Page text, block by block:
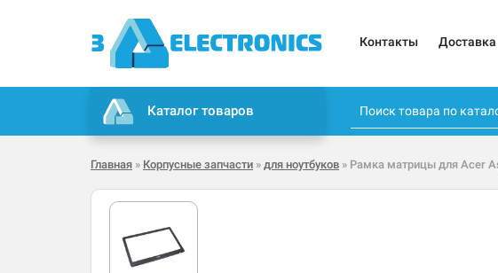
Контакты Доставка
Каталог товаров
Главная » Корпусные запчасти » для ноутбуков » Рамка матрицы для Acer